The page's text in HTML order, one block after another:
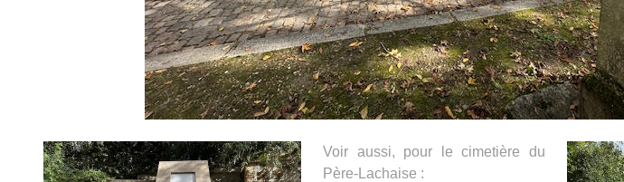
Voir aussi, pour le cimetière du
Père-Lachaise :